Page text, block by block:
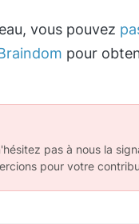
vous pouvez
pour
pas à nous la
pour votre